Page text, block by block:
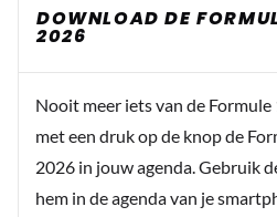
DOWNLOAD DE
2026
Nooit meer iets van de Formule
met een druk op de knop de
2026 in jouw agenda. Gebruik
hem in de agenda van je